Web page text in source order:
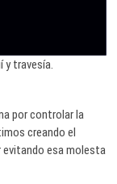
y travesía.
por controlar la
creando el
evitando esa molesta